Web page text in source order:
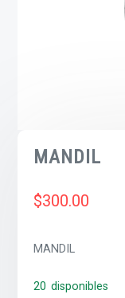
MANDIL
$300.00
MANDIL
20 disponibles